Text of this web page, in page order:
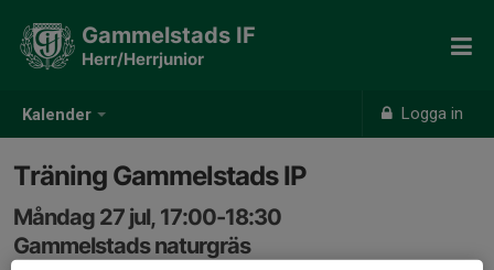
Kalender Logga in
Gammelstads IF
Herr/Herrjunior
Träning Gammelstads IP
Måndag 27 jul, 17:00-18:30
Gammelstads naturgräs